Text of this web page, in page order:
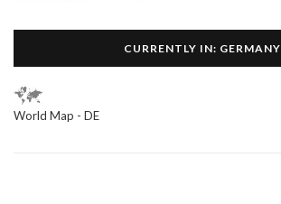
CURRENTLY IN: GERMANY
World Map - DE